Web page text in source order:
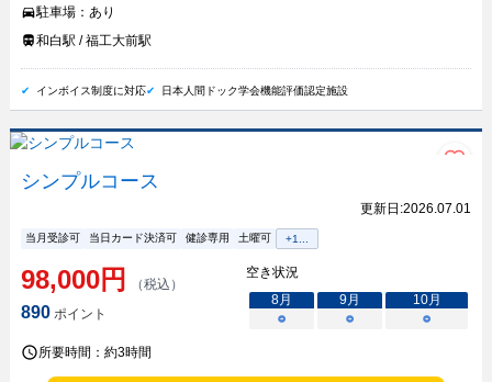
駐車場： あり
和白駅 / 福工大前駅
インボイス制度に対応 日本人間ドック学会機能評価認定施設
シンプルコース
更新日:2026.07.01
当月受診可 当日カード決済可 健診専用 土曜可 +1...
98,000円 （税込）
890ポイント
空き状況
8月 9月 10月
○
○ ○
所要時間： 約3時間